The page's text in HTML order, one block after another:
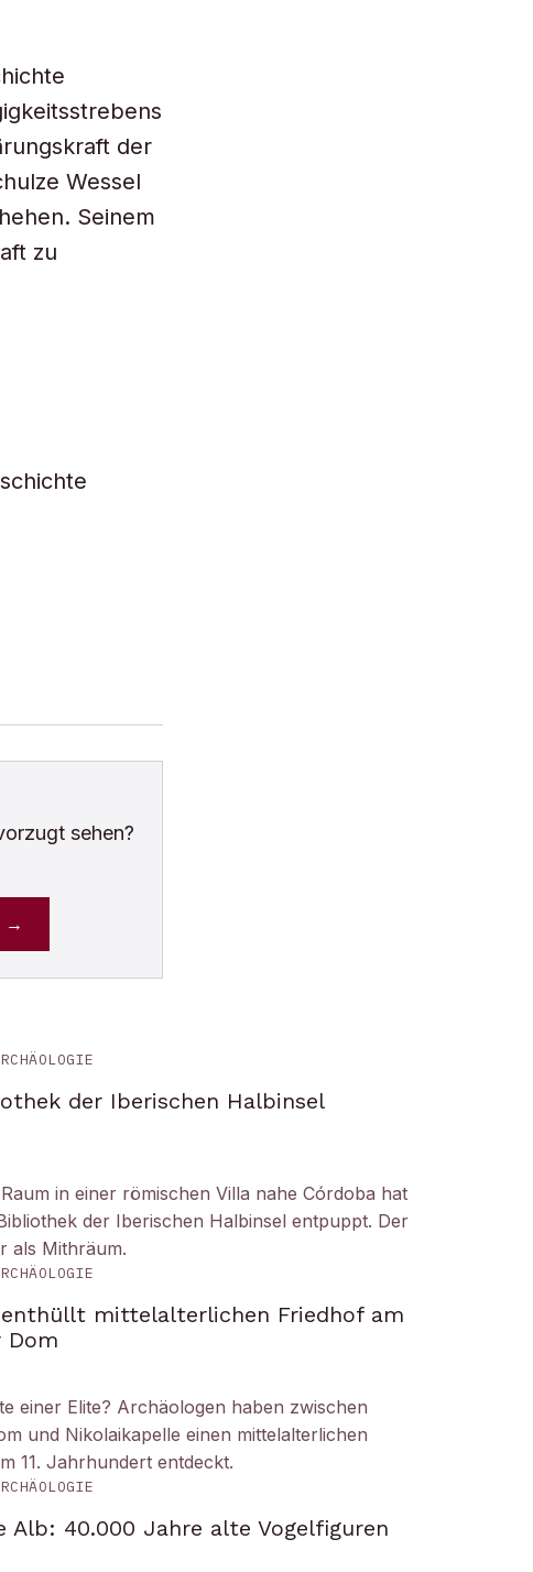
der
Wessel
Seinem
zu
sehen?
→
der Iberischen Halbinsel
in einer römischen Villa nahe Córdoba hat
der Iberischen Halbinsel entpuppt. Der
als Mithräum.
enthüllt mittelalterlichen Friedhof am
Dom
einer Elite? Archäologen haben zwischen
und Nikolaikapelle einen mittelalterlichen
11. Jahrhundert entdeckt.
Alb: 40.000 Jahre alte Vogelfiguren